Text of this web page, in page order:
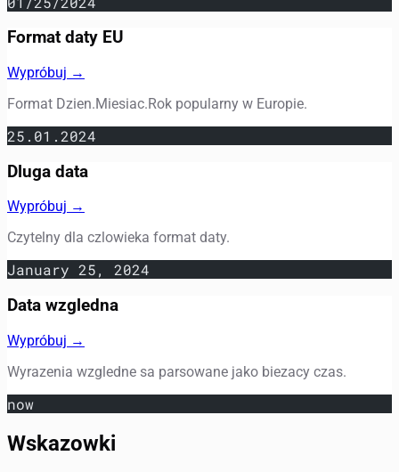
Format daty EU
Wypróbuj →
Format Dzien.Miesiac.Rok popularny w Europie.
25.01.2024
Dluga data
Wypróbuj →
Czytelny dla czlowieka format daty.
January 25, 2024
Data wzgledna
Wypróbuj →
Wyrazenia wzgledne sa parsowane jako biezacy czas.
now
Wskazowki